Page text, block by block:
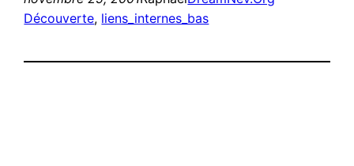
Découverte, liens_internes_bas